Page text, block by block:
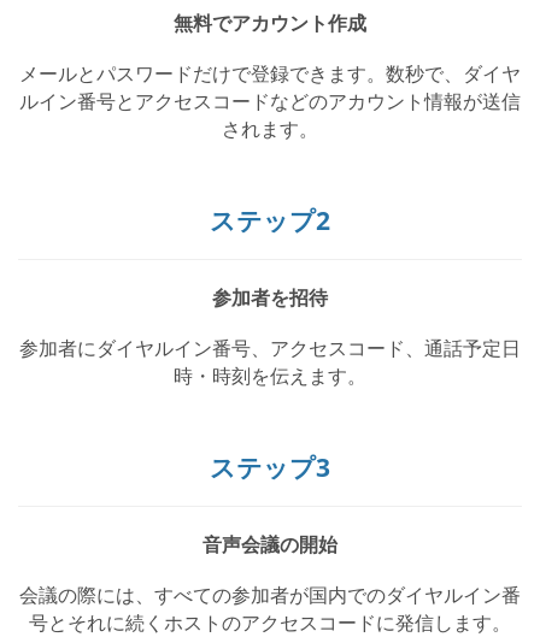
無料でアカウント作成
メールとパスワードだけで登録できます。数秒で、ダイヤ
ルイン番号とアクセスコードなどのアカウント情報が送信
されます。
ステップ2
参加者を招待
参加者にダイヤルイン番号、アクセスコード、通話予定日
時・時刻を伝えます。
ステップ3
音声会議の開始
会議の際には、すべての参加者が国内でのダイヤルイン番
号とそれに続くホストのアクセスコードに発信します。